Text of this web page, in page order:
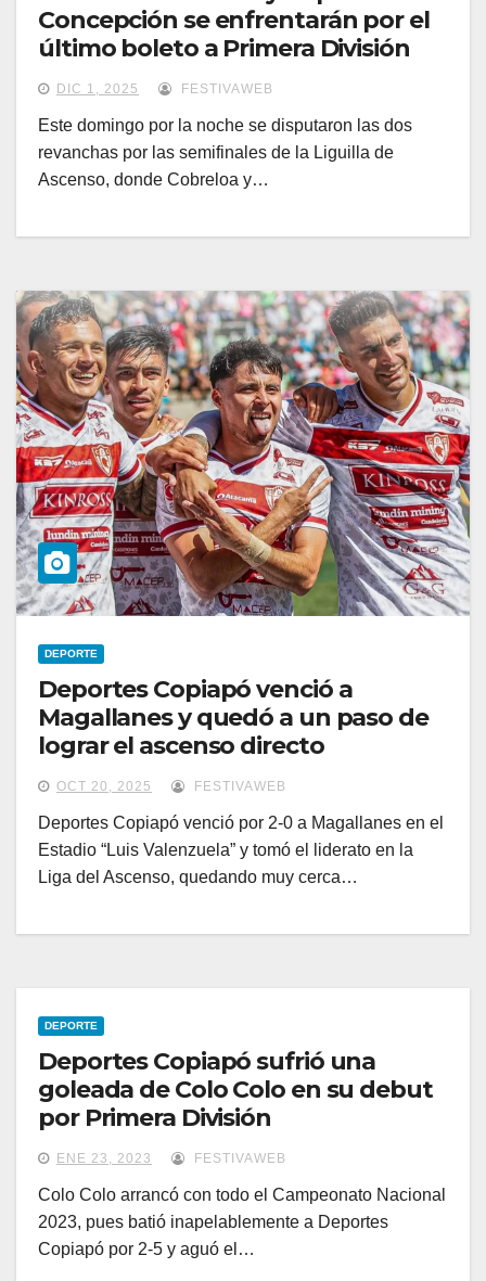
Concepción se enfrentarán por el
último boleto a Primera División
DIC 1, 2025 FESTIVAWEB
Este domingo por la noche se disputaron las dos
revanchas por las semifinales de la Liguilla de
Ascenso, donde Cobreloa y…
DEPORTE
Deportes Copiapó venció a
Magallanes y quedó a un paso de
lograr el ascenso directo
OCT 20, 2025 FESTIVAWEB
Deportes Copiapó venció por 2-0 a Magallanes en el
Estadio “Luis Valenzuela” y tomó el liderato en la
Liga del Ascenso, quedando muy cerca…
DEPORTE
Deportes Copiapó sufrió una
goleada de Colo Colo en su debut
por Primera División
ENE 23, 2023 FESTIVAWEB
Colo Colo arrancó con todo el Campeonato Nacional
2023, pues batió inapelablemente a Deportes
Copiapó por 2-5 y aguó el…